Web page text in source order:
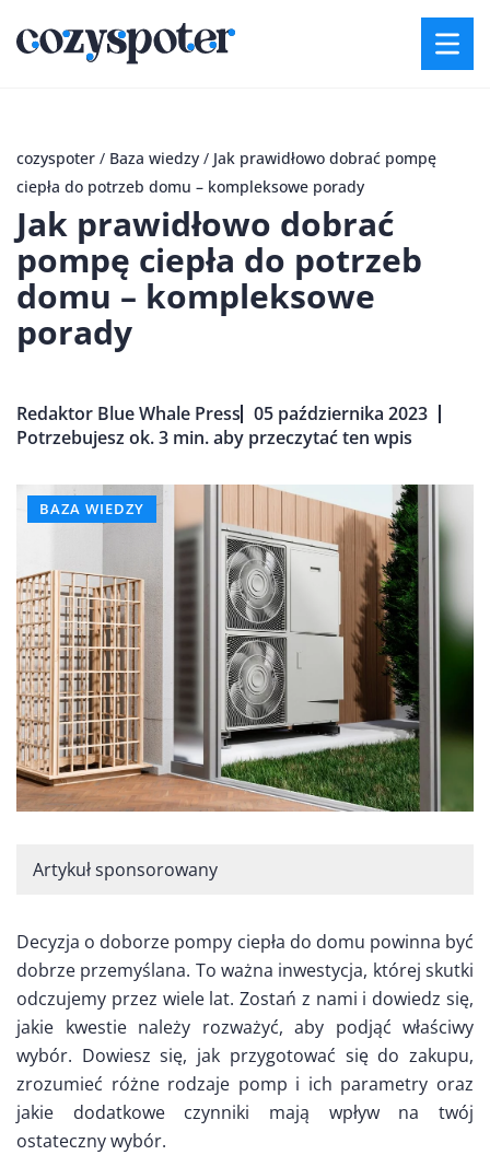
cozyspoter / Baza wiedzy / Jak prawidłowo dobrać pompę
ciepła do potrzeb domu – kompleksowe porady
Jak prawidłowo dobrać
pompę ciepła do potrzeb
domu – kompleksowe
porady
Redaktor Blue Whale Press 05 października 2023
Potrzebujesz ok. 3 min. aby przeczytać ten wpis
BAZA WIEDZY
Artykuł sponsorowany
Decyzja o doborze pompy ciepła do domu powinna być
dobrze przemyślana. To ważna inwestycja, której skutki
odczujemy przez wiele lat. Zostań z nami i dowiedz się,
jakie kwestie należy rozważyć, aby podjąć właściwy
wybór. Dowiesz się, jak przygotować się do zakupu,
zrozumieć różne rodzaje pomp i ich parametry oraz
jakie dodatkowe czynniki mają wpływ na twój
ostateczny wybór.